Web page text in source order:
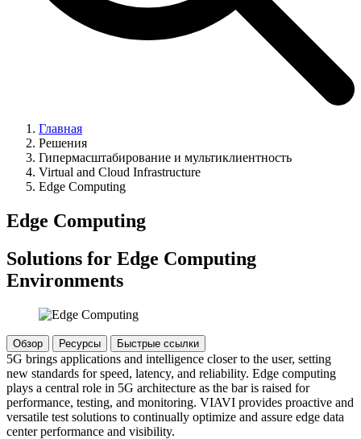
Главная
Решения
Гипермасштабирование и мультиклиентность
Virtual and Cloud Infrastructure
Edge Computing
Edge Computing
Solutions for Edge Computing
Environments
Обзор Ресурсы Быстрые ссылки
5G brings applications and intelligence closer to the user, setting
new standards for speed, latency, and reliability. Edge computing
plays a central role in 5G architecture as the bar is raised for
performance, testing, and monitoring. VIAVI provides proactive and
versatile test solutions to continually optimize and assure edge data
center performance and visibility.